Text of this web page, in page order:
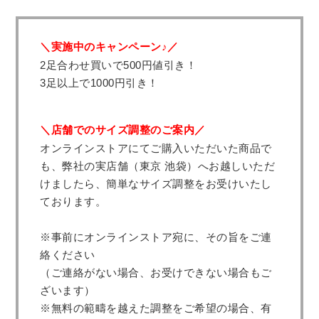
＼実施中のキャンペーン♪／
2足合わせ買いで500円値引き！
3足以上で1000円引き！
＼店舗でのサイズ調整のご案内／
オンラインストアにてご購入いただいた商品で
も、弊社の実店舗（東京 池袋）へお越しいただ
けましたら、簡単なサイズ調整をお受けいたし
ております。
※事前にオンラインストア宛に、その旨をご連
絡ください
（ご連絡がない場合、お受けできない場合もご
ざいます）
※無料の範疇を越えた調整をご希望の場合、有